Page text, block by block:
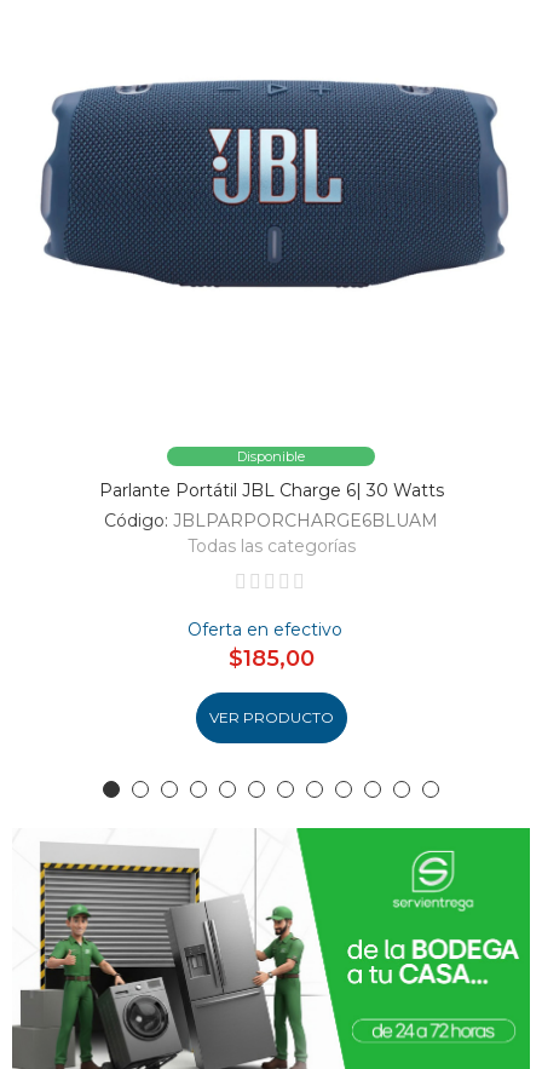
Disponible
Parlante Portátil JBL Charge 6| 30 Watts
Código: JBLPARPORCHARGE6BLUAM
Todas las categorías
Oferta en efectivo
$185,00
VER PRODUCTO